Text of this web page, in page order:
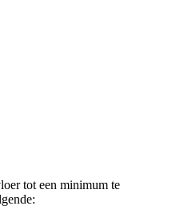
tot een minimum te